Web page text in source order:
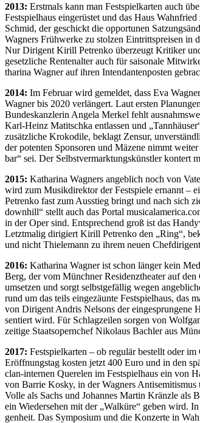
2013: Erst­mals kann man Fest­spiel­kar­ten auch
Fest­spiel­haus ein­ge­rüs­tet und das Haus
Schmid, der ge­schickt die op­por­tu­nen
Wag­ners Früh­wer­ke zu stol­zen Ein­tritts­prei­sen in
Nur Di­ri­gent Ki­rill Pe­tren­ko über­zeugt Kri­ti­ker
ge­setz­li­che Ren­ten­al­ter auch für sai­so­na­le
tha­ri­na Wag­ner auf ih­ren In­ten­dan­ten­pos­ten
2014: Im Fe­bru­ar wird ge­mel­det, dass Eva
Wag­ner bis 2020 ver­län­gert. Laut ers­ten
Bun­des­kanz­le­rin An­ge­la Mer­kel fehlt
Karl-Heinz Ma­titsch­ka ent­las­sen und
zu­sätz­li­che Kro­ko­di­le, be­klagt Zen­sur,
der po­ten­ten Spon­so­ren und Mä­ze­ne nimmt
bar“ sei. Der Selbst­ver­mark­tungs­künst­ler kon­tert
2015: Ka­tha­ri­na Wag­ners an­geb­lich noch von
wird zum Mu­sik­di­rek­tor der Fest­spie­le er­nannt –
Pe­tren­ko fast zum Aus­stieg bringt und nach sich
downhill“ stellt auch das Por­tal
in der Oper sind. Ent­spre­chend groß ist das
Letzt­ma­lig di­ri­giert Ki­rill Pe­tren­ko den „Ring“,
und nicht Thie­le­mann zu ih­rem neu­en
2016: Ka­tha­ri­na Wag­ner ist schon län­ger kein
Berg, der vom Münch­ner Re­si­denz­thea­ter auf
um­set­zen und sorgt selbst­ge­fäl­lig we­gen
rund um das teils ein­ge­zäun­te Fest­spiel­haus, das
von Di­ri­gent An­dris Nel­sons der
sen­tiert wird. Für Schlag­zei­len sor­gen von
zei­ti­ge Staats­opern­chef Ni­ko­laus Bach­ler aus
2017: Fest­spiel­kar­ten – ob re­gu­lär be­stellt oder
Er­öff­nungs­tag kos­ten jetzt 400 Euro und in den
clan-in­ter­nen Que­re­len im Fest­spiel­haus ein von
von Bar­rie Kos­ky, in der Wag­ners
Vol­le als Sachs und Jo­han­nes Mar­tin Kränz­le als
ein Wie­der­se­hen mit der „Wal­kü­re“ ge­ben wird.
gen­heit. Das Sym­po­si­um und die Kon­zer­te in